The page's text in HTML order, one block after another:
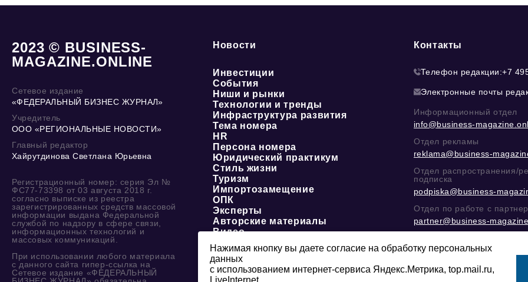
2023 © BUSINESS-
MAGAZINE.ONLINE
Сетевое издание
«ФЕДЕРАЛЬНЫЙ БИЗНЕС ЖУРНАЛ»
Учредитель
ООО «РЕГИОНАЛЬНЫЕ НОВОСТИ»
Главный редактор
Хайрутдинова Светлана Юрьевна
Регистрационный номер: серия Эл №
ФС77-73398 от 03 августа 2018 г.
согласно выписке из реестра
зарегистрированных средств массовой
информации выдана Федеральной
службой по надзору в сфере связи,
информационных технологий и
массовых коммуникаций.
При использовании любого материала
с данного сайта гипер-ссылка на
Сетевое издание «ФЕДЕРАЛЬНЫЙ
Новости
Инвестиции
События
Ниши и рынки
Технологии и тренды
Инфраструктура развития
Тема номера
HR
Персона номера
Юридический практикум
Стиль жизни
Туризм
Импортозамещение
ОПК
Эксперты
Авторские материалы
Видео
О журнале
изданий
Контакты
Телефон редакции:+7
Электронные почты
Информационный отдел
info@business-
Отдел рекламы
reklama@business-
Отдел распространения/
подписка
podpiska@business-
Отдел по работе с
partner@business-
@mazovилиMAX
Нажимая кнопку вы даете согласие на обработку персональных
данных
с использованием интернет-сервиса Яндекс.Метрика, top.mail.ru,
LiveInternet.